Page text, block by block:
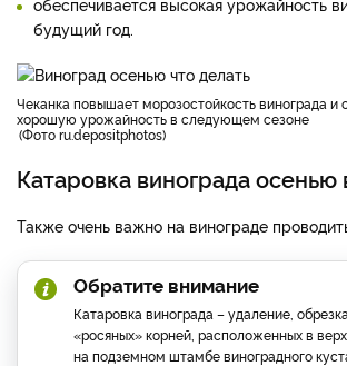
будущий год.
чеканка повышает морозостойкость винограда и обеспечивает
хорошую урожайность в следующем сезоне
Фото ru.depositphotos
Катаровка винограда
Также очень важно на винограде
Обратите внимание
Катаровка винограда – удаление,
«росяных» корней, расположенных в
на подземном штамбе виноградного